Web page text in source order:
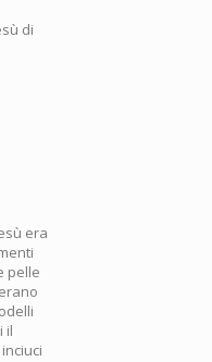
di
era
pelle
il